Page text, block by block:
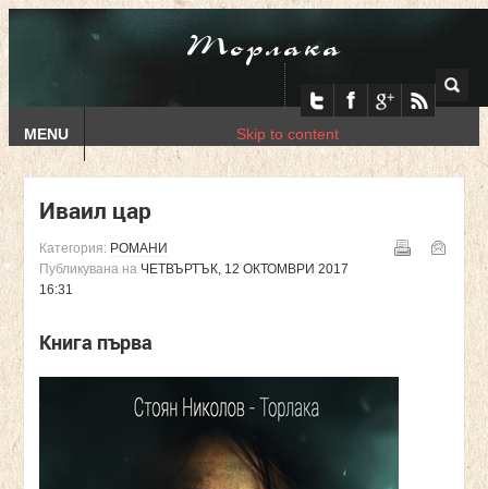
Торлака
MENU Skip to content
Иваил цар
Категория: РОМАНИ
Публикувана на ЧЕТВЪРТЪК, 12 ОКТОМВРИ 2017
16:31
Книга първа